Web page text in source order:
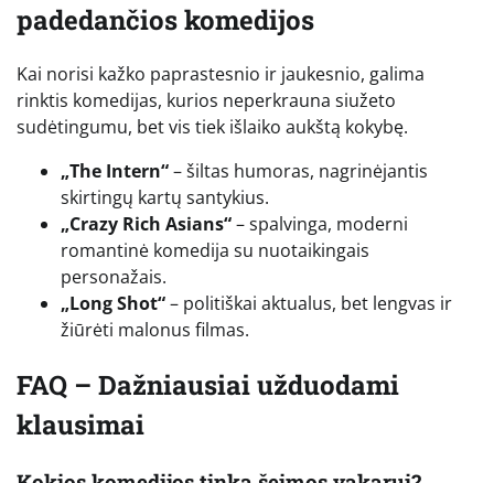
padedančios komedijos
Kai norisi kažko paprastesnio ir jaukesnio, galima
rinktis komedijas, kurios neperkrauna siužeto
sudėtingumu, bet vis tiek išlaiko aukštą kokybę.
„The Intern“– šiltas humoras, nagrinėjantis
skirtingų kartų santykius.
„Crazy Rich Asians“– spalvinga, moderni
romantinė komedija su nuotaikingais
personažais.
„Long Shot“– politiškai aktualus, bet lengvas ir
žiūrėti malonus filmas.
FAQ – Dažniausiai užduodami
klausimai